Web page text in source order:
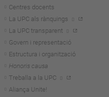
Centres docents
La UPC als rànquings
La UPC transparent
Govern i representació
Estructura i organització
Honoris causa
Treballa a la UPC
Aliança Unite!